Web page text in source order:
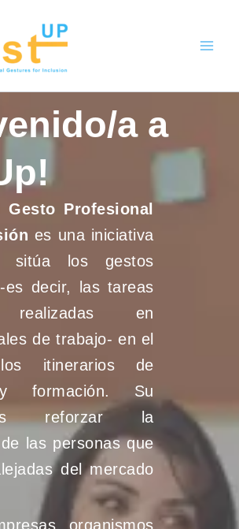
a a
Gesto Profesional
es una iniciativa
sitúa los gestos
es decir, las tareas
realizadas en
de trabajo- en el
itinerarios de
formación. Su
reforzar la
las personas que
del mercado
organismos